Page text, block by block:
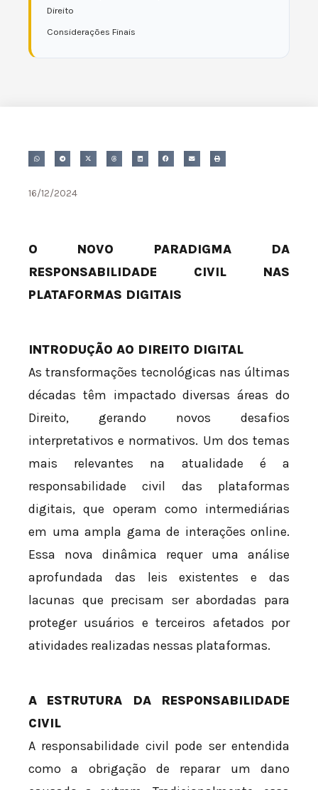
Direito
Considerações Finais
16/12/2024
O NOVO PARADIGMA DA
RESPONSABILIDADE CIVIL NAS
PLATAFORMAS DIGITAIS
INTRODUÇÃO AO DIREITO DIGITAL
As transformações tecnológicas nas últimas
décadas têm impactado diversas áreas do
Direito, gerando novos desafios
interpretativos e normativos. Um dos temas
mais relevantes na atualidade é a
responsabilidade civil das plataformas
digitais, que operam como intermediárias
em uma ampla gama de interações online.
Essa nova dinâmica requer uma análise
aprofundada das leis existentes e das
lacunas que precisam ser abordadas para
proteger usuários e terceiros afetados por
atividades realizadas nessas plataformas.
A ESTRUTURA DA RESPONSABILIDADE
CIVIL
A responsabilidade civil pode ser entendida
como a obrigação de reparar um dano